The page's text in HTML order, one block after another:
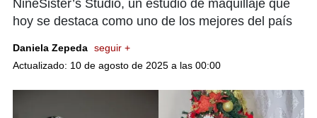
NineSister’s Studio, un estudio de maquillaje que
hoy se destaca como uno de los mejores del país
Daniela Zepeda seguir +
Actualizado: 10 de agosto de 2025 a las 00:00